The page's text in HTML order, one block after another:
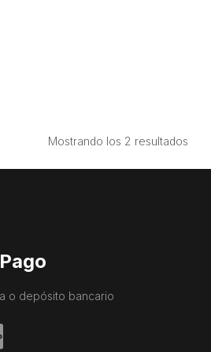
Mostrando los 2 resultados
o depósito bancario